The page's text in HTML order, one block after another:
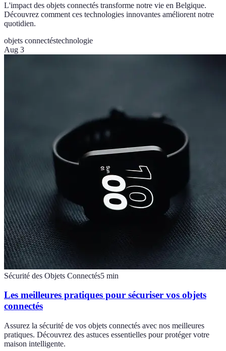
L'impact des objets connectés transforme notre vie en Belgique.
Découvrez comment ces technologies innovantes améliorent notre
quotidien.
objets connectéstechnologie
Aug 3
Sécurité des Objets Connectés5 min
Les meilleures pratiques pour sécuriser vos objets
connectés
Assurez la sécurité de vos objets connectés avec nos meilleures
pratiques. Découvrez des astuces essentielles pour protéger votre
maison intelligente.